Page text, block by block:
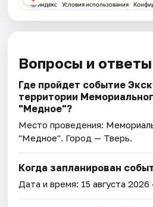
Вопросы и ответы
Где пройдет событие
территории
"Медное"?
Место проведения:
"Медное". Город — Тверь.
Когда запланирован
Дата и время: 15 августа 2026